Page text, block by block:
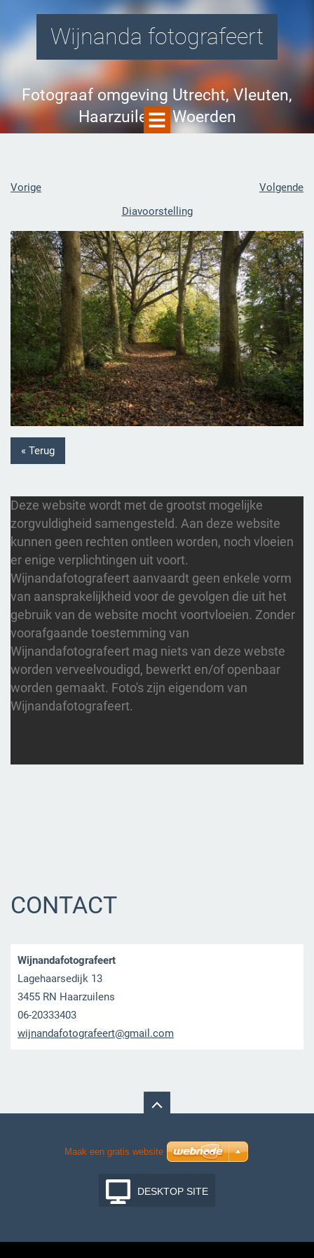
Wijnanda fotografeert
Fotograaf omgeving Utrecht, Vleuten,
Haarzuilens, Woerden
Vorige
Volgende
Diavoorstelling
« Terug
Deze website wordt met de grootst mogelijke
zorgvuldigheid samengesteld. Aan deze website
kunnen geen rechten ontleen worden, noch vloeien
er enige verplichtingen uit voort.
Wijnandafotografeert aanvaardt geen enkele vorm
van aansprakelijkheid voor de gevolgen die uit het
gebruik van de website mocht voortvloeien. Zonder
voorafgaande toestemming van
Wijnandafotografeert mag niets van deze webste
worden verveelvoudigd, bewerkt en/of openbaar
worden gemaakt. Foto's zijn eigendom van
Wijnandafotografeert.
CONTACT
Wijnandafotografeert
Lagehaarsedijk 13
3455 RN Haarzuilens
06-20333403
wijnandafotografeert@gmail.com
Maak een gratis website
DESKTOP SITE